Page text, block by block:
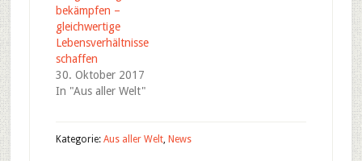
bekämpfen –
gleichwertige
Lebensverhältnisse
schaffen
30. Oktober 2017
In "Aus aller Welt"
Kategorie: Aus aller Welt, News